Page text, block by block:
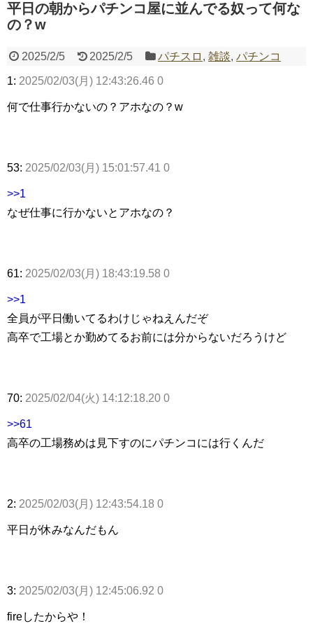
平日の朝からパチンコ屋に並んでる奴って何な
の？w
2025/2/5 2025/2/5 パチスロ ,雑談,パチンコ
1: 2025/02/03(月) 12:43:26.46 0
何で仕事行かないの？アホなの？w
53: 2025/02/03(月) 15:01:57.41 0
>>1
なぜ仕事に行かないとアホなの？
61: 2025/02/03(月) 18:43:19.58 0
>>1
全員が平日働いてるわけじゃねえんだぞ
高卒で工場とか勤めてるお前には分からないだろうけど
70: 2025/02/04(火) 14:12:18.20 0
>>61
高卒の工場務めは見下すのにパチンコには行くんだ
2: 2025/02/03(月) 12:43:54.18 0
平日が休みなんだもん
3: 2025/02/03(月) 12:45:06.92 0
fireしたからや！